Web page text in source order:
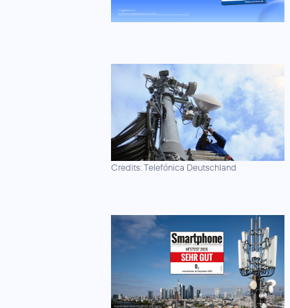
Credits: Telefónica Deutschland